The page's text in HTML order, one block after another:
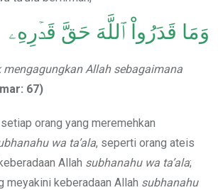
وَمَا قَدَرُواْ ٱللَّهَ حَقَّ قَدۡرِهِۦ
mengagungkan Allah sebagaimana
67)
orang yang meremehkan
wa ta’ala, seperti orang ateis
Allah subhanahu wa ta’ala;
meyakini keberadaan Allah subhanahu